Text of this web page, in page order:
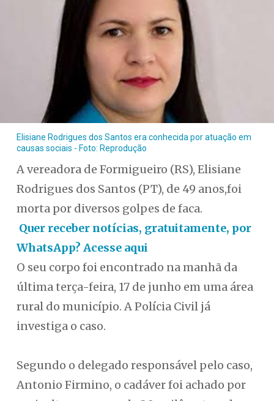
Elisiane Rodrigues dos Santos era conhecida por atuação em
causas sociais - Foto: Reprodução
A vereadora de Formigueiro (RS), Elisiane
Rodrigues dos Santos (PT), de 49 anos,foi
morta por diversos golpes de faca.
Quer receber notícias, gratuitamente, por
WhatsApp? Acesse aqui
O seu corpo foi encontrado na manhã da
última terça-feira, 17 de junho em uma área
rural do município. A Polícia Civil já
investiga o caso.
Segundo o delegado responsável pelo caso,
Antonio Firmino, o cadáver foi achado por